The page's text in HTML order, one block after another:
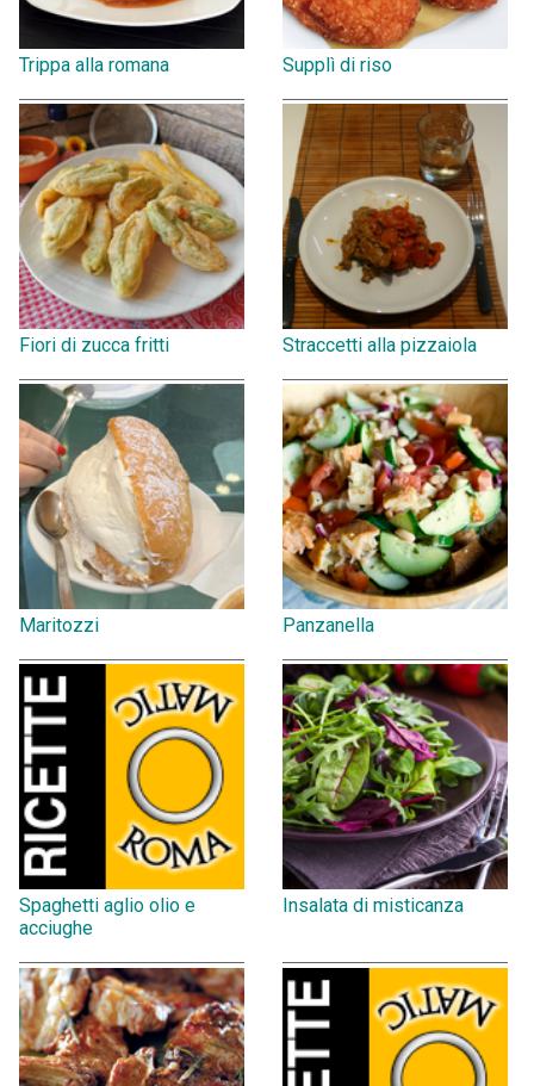
Trippa alla romana Supplì di riso
Fiori di zucca fritti Straccetti alla pizzaiola
Maritozzi Panzanella
Spaghetti aglio olio e
acciughe
Insalata di misticanza